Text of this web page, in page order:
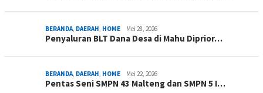
BERANDA, DAERAH, HOME Mei 28, 2026
Penyaluran BLT Dana Desa di Mahu Diprior…
BERANDA, DAERAH, HOME Mei 22, 2026
Pentas Seni SMPN 43 Malteng dan SMPN 5 I…